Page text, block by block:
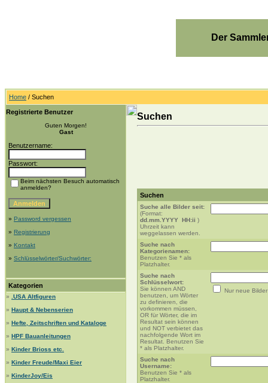
Der
Home / Suchen
Registrierte Benutzer
Guten Morgen!
Gast
Benutzername:
Passwort:
Beim nächsten Besuch automatisch
anmelden?
» Password vergessen
» Registrierung
» Kontakt
» Schlüsselwörter/Suchwörter:
Kategorien
»
.USA Altfiguren
» Haupt & Nebenserien
» Hefte, Zeitschriften und Kataloge
» HPF Bauanleitungen
» Kinder Brioss etc.
» Kinder Freude/Maxi Eier
» KinderJoy/Eis
Suchen
Suchen
Suche alle Bilder seit:
(Format:
dd.mm.YYYY HH:ii )
Uhrzeit kann
weggelassen werden.
Suche nach
Kategorienamen:
Benutzen Sie * als
Platzhalter.
Suche nach
Schlüsselwort:
Sie können AND
benutzen, um Wörter
zu definieren, die
vorkommen müssen,
OR für Wörter, die im
Resultat sein können
und NOT verbietet das
nachfolgende Wort im
Resultat. Benutzen Sie
* als Platzhalter.
Nur neue
Suche nach
Username:
Benutzen Sie * als
Platzhalter.